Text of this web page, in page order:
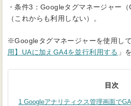
・条件3：Googleタグマネージャー
（これからも利用しない）。
※Googleタグマネージャーを使用し
用】UAに加えGA4を並行利用する 」
目次
1 Googleアナリティクス管理画面で